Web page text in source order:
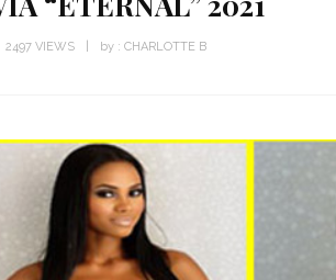
2497 VIEWS by : CHARLOTTE B